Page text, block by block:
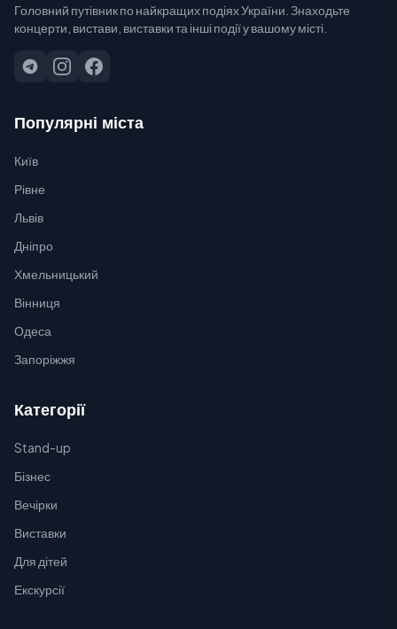
Головний путівник по найкращих подіях України. Знаходьте
концерти, вистави, виставки та інші події у вашому місті.
Популярні міста
Київ
Рівне
Львів
Дніпро
Хмельницький
Вінниця
Одеса
Запоріжжя
Категорії
Stand-up
Бізнес
Вечірки
Виставки
Для дітей
Екскурсії